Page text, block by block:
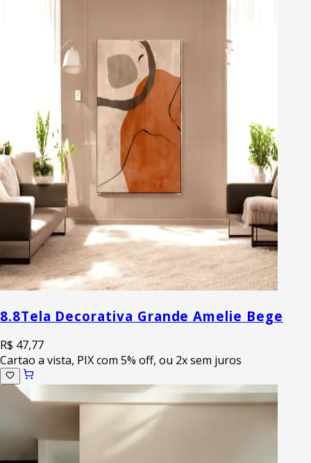
8.8Tela Decorativa Grande Amelie Bege
R$ 47,77
Cartao a vista, PIX com 5% off, ou 2x sem juros